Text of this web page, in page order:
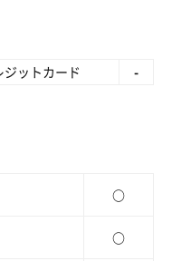
ジットカード
-
○
○